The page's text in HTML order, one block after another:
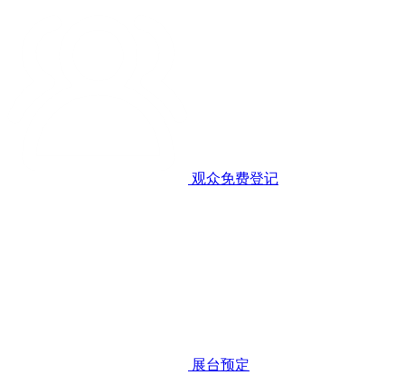
观众免费登记
展台预定